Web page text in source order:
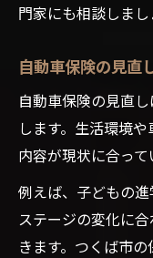
門家にも相談しまし
自動車保険の見直
自動車保険の見直
します。生活環境
内容が現状に合って
例えば、子どもの
ステージの変化に
きます。つくば市